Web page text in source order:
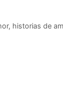
, historias de